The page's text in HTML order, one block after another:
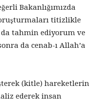
Bakanlığımızda
titizlikle
da tahmin ediyorum ve
da cenab-ı Allah’a
(kitle) hareketlerin
ederek insan